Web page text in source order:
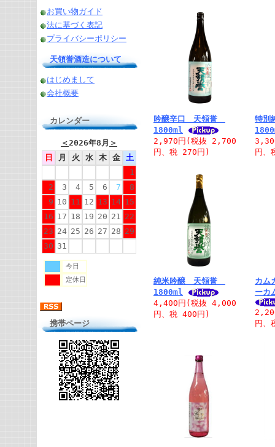
お買い物ガイド
法に基づく表記
プライバシーポリシー
天領誉酒造について
はじめまして
会社概要
カレンダー
＜2026年8月 ＞
日
月 火 水 木 金
土
1
2
3 4 5 6 7
8
9 10 11 12 13 14 15
16 17 18 19 20 21 22
23 24 25 26 27 28 29
30 31
今日
定休日
携帯ページ
吟醸辛口 天領誉
1800ml
2,970円(税抜 2,700
円、税 270円)
特
円
純米吟醸 天領誉
1800ml
4,400円(税抜 4,000
円、税 400円)
カム
ーカ
円